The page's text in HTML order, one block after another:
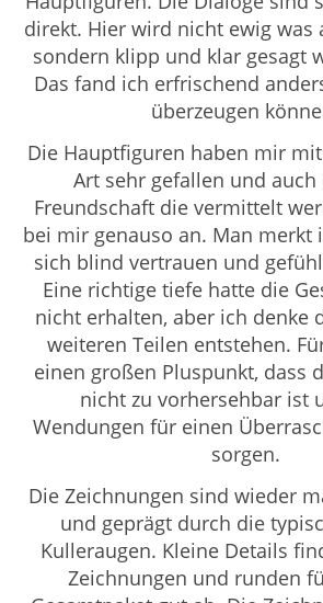
direkt. Hier wird nicht ewig was
sondern klipp und klar gesagt
Das fand ich erfrischend
überzeugen
Die Hauptfiguren haben mir
Art sehr gefallen und
Freundschaft die vermittelt
bei mir genauso an. Man merkt
sich blind vertrauen und
Eine richtige tiefe hatte die
nicht erhalten, aber ich denke
weiteren Teilen entstehen.
einen großen Pluspunkt, dass
nicht zu vorhersehbar ist
Wendungen für einen
sorgen.
Die Zeichnungen sind wieder
und geprägt durch die
Kulleraugen. Kleine Details
Zeichnungen und runden